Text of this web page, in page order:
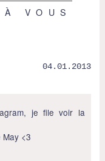
VOUS
04.01.2013
je file voir la
<3